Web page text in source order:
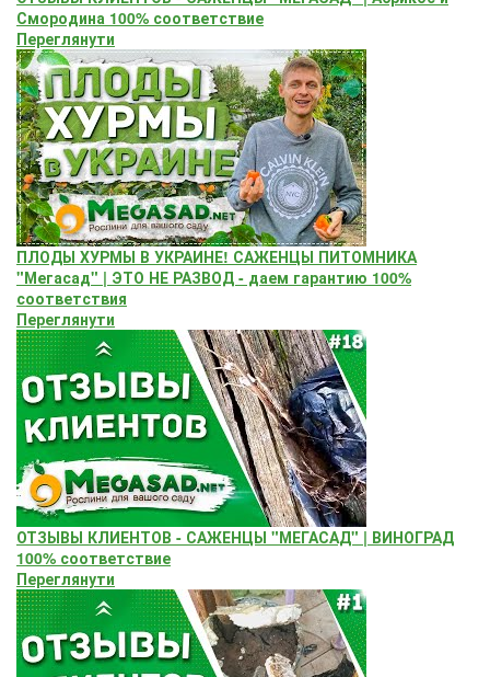
Смородина 100% соответствие
Переглянути
ПЛОДЫ ХУРМЫ В УКРАИНЕ! САЖЕНЦЫ ПИТОМНИКА
"Мегасад" | ЭТО НЕ РАЗВОД - даем гарантию 100%
соответствия
Переглянути
ОТЗЫВЫ КЛИЕНТОВ - САЖЕНЦЫ "МЕГАСАД" | ВИНОГРАД
100% соответствие
Переглянути